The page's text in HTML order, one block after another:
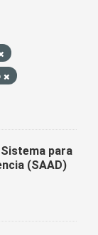
para
(SAAD)